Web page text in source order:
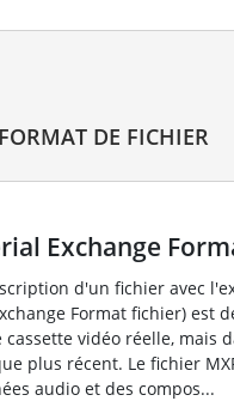
FORMAT DE FICHIER
Exchange
d'un fichier avec
Format fichier) est
vidéo réelle, mais
plus récent. Le fichier
audio et des compos...